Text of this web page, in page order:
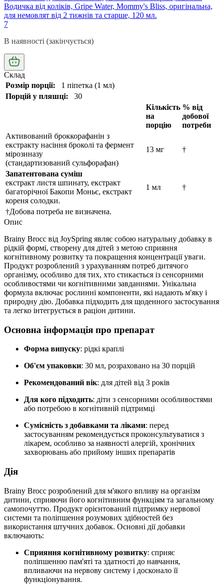
Водичка від коліків, Gripe Water, Mommy's Bliss, оригінальна,
для немовлят від 2 тижнів та старше, 120 мл.
7
В наявності (закінчується)
Склад
Розмір порції:
1 піпетка (1 мл)
Порцій у пляшці:
30
Кількість
на
порцію
% від
добової
потреби
Активований броккорафанін з
екстракту насіння броколі та фермент
мірозиназу
(стандартизований сульфорафан)
13 мг †
Запатентована суміш
екстракт листя шпинату, екстракт
багаторічної Бакопи Моньє, екстракт
кореня солодки.
1 мл †
†Добова потреба не визначена.
Опис
Brainy Brocc від JoySpring являє собою натуральну добавку в
рідкій формі, створену для дітей з метою сприяння
когнітивному розвитку та покращення концентрації уваги.
Продукт розроблений з урахуванням потреб дитячого
організму, особливо для тих, хто стикається із сенсорними
особливостями чи когнітивними завданнями. Унікальна
формула включає рослинні компоненти, які надають м'яку і
природну дію. Добавка підходить для щоденного застосування
та легко інтегрується в раціон дитини.
Основна інформація про препарат
Форма випуску: рідкі краплі
Об'єм упаковки: 30 мл, розраховано на 30 порцій
Рекомендований вік: для дітей від 3 років
Для кого підходить: діти з сенсорними особливостями
або потребою в когнітивній підтримці
Сумісність з добавками та ліками: перед
застосуванням рекомендується проконсультуватися з
лікарем, особливо за наявності алергій, хронічних
захворювань або прийому інших препаратів
Дія
Brainy Brocc розроблений для м'якого впливу на організм
дитини, сприяючи його когнітивним функціям та загальному
самопочуттю. Продукт орієнтований підтримку нервової
системи та поліпшення розумових здібностей без
використання штучних добавок. Основні дії добавки
включають:
Сприяння когнітивному розвитку: сприяє
поліпшенню пам'яті та здатності до навчання,
впливаючи на нервову систему і досконало її
функціонування.